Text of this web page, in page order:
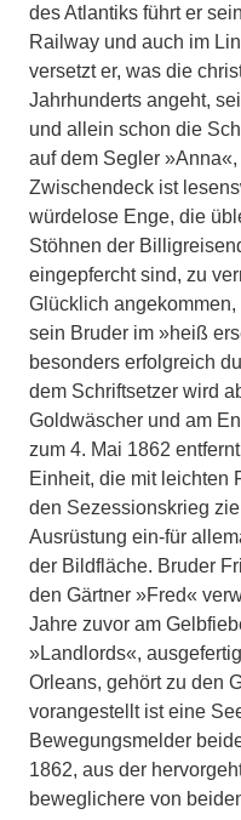
des Atlantiks führt er
Railway und auch im
versetzt er, was die
Jahrhunderts angeht,
und allein schon die
auf dem Segler
Zwischendeck ist
würdelose Enge, die
Stöhnen der
eingepfercht sind, zu
Glücklich
sein Bruder im »heiß
besonders erfolgreich
dem Schriftsetzer wird
Goldwäscher und am
zum 4. Mai 1862
Einheit, die mit leichten
den Sezessionskrieg
Ausrüstung ein-für
der Bildfläche. Bruder
den Gärtner »Fred«
Jahre zuvor am
»Landlords«,
Orleans, gehört zu den
vorangestellt ist eine
Bewegungsmelder
1862, aus der
beweglichere von